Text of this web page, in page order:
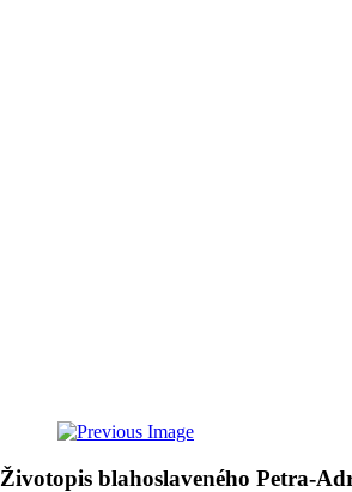
Životopis blahoslaveného Petra-